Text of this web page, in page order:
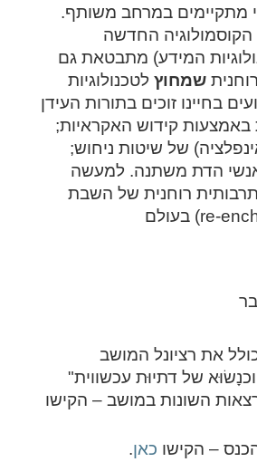
מתקיימים במרחב משותף.
החדשה
המידע) מתבטאת גם
שמחוץ לטכנולוגיות
בחיינו זוכים בתורות העידן
קידוש האקראיות;
של שיטות ניחוש;
הדת משתנה. למעשה
רוחנית של השבת
הקסם (re-enchantment) בעולם
את רציונל המושב
של דתיוּת עכשווית"
השונות במושב – הקישו
– הקישו כאן.